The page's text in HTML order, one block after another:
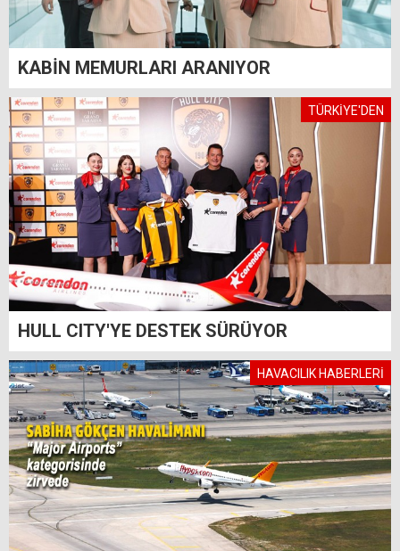
KABİN MEMURLARI ARANIYOR
TÜRKİYE'DEN
HULL CITY'YE DESTEK SÜRÜYOR
HAVACILIK HABERLERİ